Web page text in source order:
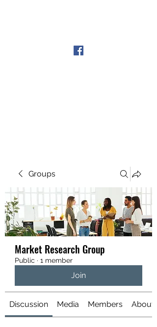
Groups
Market Research Group
Public · 1 member
Join
Discussion Media Members About